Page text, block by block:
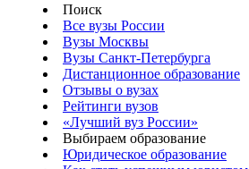
Поиск
Все вузы России
Вузы Москвы
Вузы Санкт-Петербурга
Дистанционное образование
Отзывы о вузах
Рейтинги вузов
«Лучший вуз России»
Выбираем образование
Юридическое образование